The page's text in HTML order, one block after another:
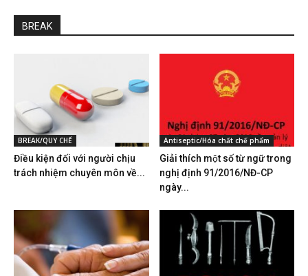
BREAK
BREAK/QUY CHẾ
Điều kiện đối với người chịu
trách nhiệm chuyên môn về...
Antiseptic/Hóa chất chế phẩm
Giải thích một số từ ngữ trong
nghị định 91/2016/NĐ-CP
ngày...